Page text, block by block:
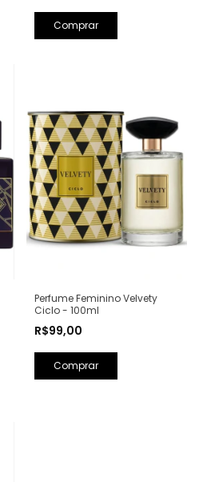
Perfume Feminino Velvety
Ciclo - 100ml
R$99,00